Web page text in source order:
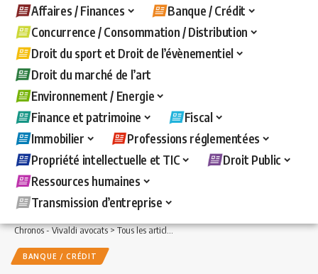
Affaires / Finances
Banque / Crédit
Concurrence / Consommation / Distribution
Droit du sport et Droit de l’évènementiel
Droit du marché de l’art
Environnement / Energie
Finance et patrimoine
Fiscal
Immobilier
Professions réglementées
Propriété intellectuelle et TIC
Droit Public
Ressources humaines
Transmission d’entreprise
Chronos - Vivaldi avocats>Tous les articles >Banque / Crédit>Clause de
BANQUE / CRÉDIT